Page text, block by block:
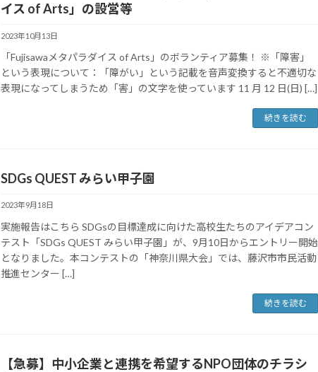
イス of Arts」の設営等
2023年10月13日
「Fujisawaメタパラダイス of Arts」のボランティア募集！ ※「障害」
という表現について：「障がい」という記載を音声変換すると不適切な
表現になってしまうため「害」の文字を使っています 11 月 12 日(日) […]
続きを読む
SDGs QUEST みらい甲子園
2023年9月18日
実施報告はこちら SDGsの目標達成に向けた高校生たちのアイデアコン
テスト「SDGs QUEST みらい甲子園」が、9月10日からエントリー開始
となりました。本コンテストの「神奈川県大会」では、藤沢市市民活動
推進センター […]
続きを読む
【急募】中小企業と連携を希望するNPO団体のチラシ